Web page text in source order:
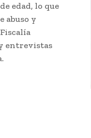
edad, lo que
abuso y
entrevistas